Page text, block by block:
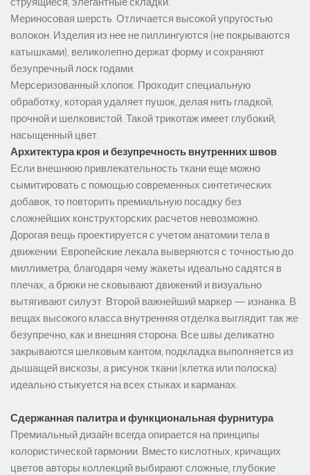
Мериносовая шерсть. Отличается высокой упругостью
волокон. Изделия из нее не пиллингуются (не покрываются
катышками), великолепно держат форму и сохраняют
безупречный лоск годами.
Мерсеризованный хлопок. Проходит специальную
обработку, которая удаляет пушок, делая нить гладкой,
прочной и шелковистой. Такой трикотаж имеет глубокий,
насыщенный цвет.
Архитектура кроя и безупречность внутренних швов
Если внешнюю привлекательность ткани еще можно
сымитировать с помощью современных синтетических
добавок, то повторить премиальную посадку без
сложнейших конструкторских расчетов невозможно.
Дорогая вещь проектируется с учетом анатомии тела в
движении. Европейские лекала выверяются с точностью до
миллиметра, благодаря чему жакеты идеально садятся в
плечах, а брюки не сковывают движений и визуально
вытягивают силуэт. Второй важнейший маркер — изнанка. В
вещах высокого класса внутренняя отделка выглядит так же
безупречно, как и внешняя сторона. Все швы деликатно
закрываются шелковым кантом, подкладка выполняется из
дышащей вискозы, а рисунок ткани (клетка или полоска)
идеально стыкуется на всех стыках и карманах.
Сдержанная палитра и функциональная фурнитура
Премиальный дизайн всегда опирается на принципы
колористической гармонии. Вместо кислотных, кричащих
цветов авторы коллекций выбирают сложные, глубокие